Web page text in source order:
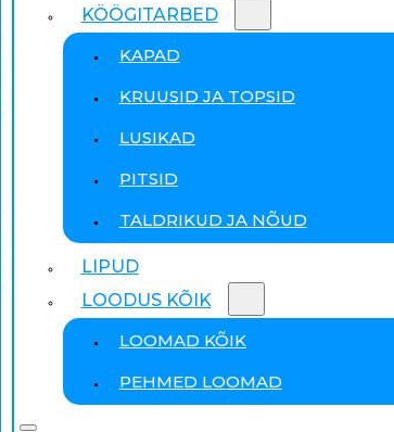
KÖÖGITARBED
KAPAD
KRUUSID JA TOPSID
LUSIKAD
PITSID
TALDRIKUD JA NÕUD
LIPUD
LOODUS KÕIK
LOOMAD KÕIK
PEHMED LOOMAD